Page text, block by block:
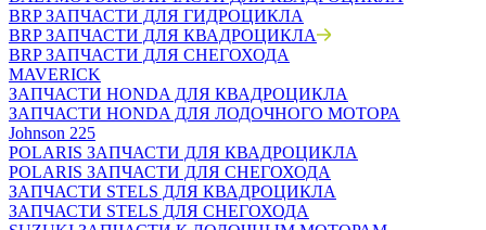
BRP ЗАПЧАСТИ ДЛЯ ГИДРОЦИКЛА
BRP ЗАПЧАСТИ ДЛЯ КВАДРОЦИКЛА
BRP ЗАПЧАСТИ ДЛЯ СНЕГОХОДА
MAVERICK
ЗАПЧАСТИ HONDA ДЛЯ КВАДРОЦИКЛА
ЗАПЧАСТИ HONDA ДЛЯ ЛОДОЧНОГО МОТОРА
Johnson 225
POLARIS ЗАПЧАСТИ ДЛЯ КВАДРОЦИКЛА
POLARIS ЗАПЧАСТИ ДЛЯ СНЕГОХОДА
ЗАПЧАСТИ STELS ДЛЯ КВАДРОЦИКЛА
ЗАПЧАСТИ STELS ДЛЯ СНЕГОХОДА